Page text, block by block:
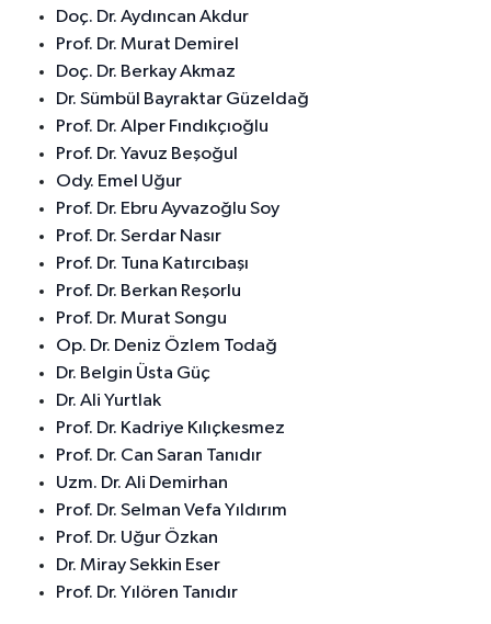
Doç. Dr. Aydıncan Akdur
Prof. Dr. Murat Demirel
Doç. Dr. Berkay Akmaz
Dr. Sümbül Bayraktar Güzeldağ
Prof. Dr. Alper Fındıkçıoğlu
Prof. Dr. Yavuz Beşoğul
Ody. Emel Uğur
Prof. Dr. Ebru Ayvazoğlu Soy
Prof. Dr. Serdar Nasır
Prof. Dr. Tuna Katırcıbaşı
Prof. Dr. Berkan Reşorlu
Prof. Dr. Murat Songu
Op. Dr. Deniz Özlem Todağ
Dr. Belgin Üsta Güç
Dr. Ali Yurtlak
Prof. Dr. Kadriye Kılıçkesmez
Prof. Dr. Can Saran Tanıdır
Uzm. Dr. Ali Demirhan
Prof. Dr. Selman Vefa Yıldırım
Prof. Dr. Uğur Özkan
Dr. Miray Sekkin Eser
Prof. Dr. Yılören Tanıdır